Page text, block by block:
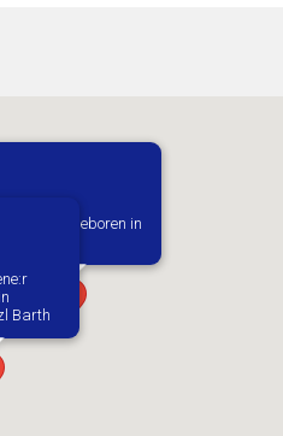
Vermutlich geboren in
Barth